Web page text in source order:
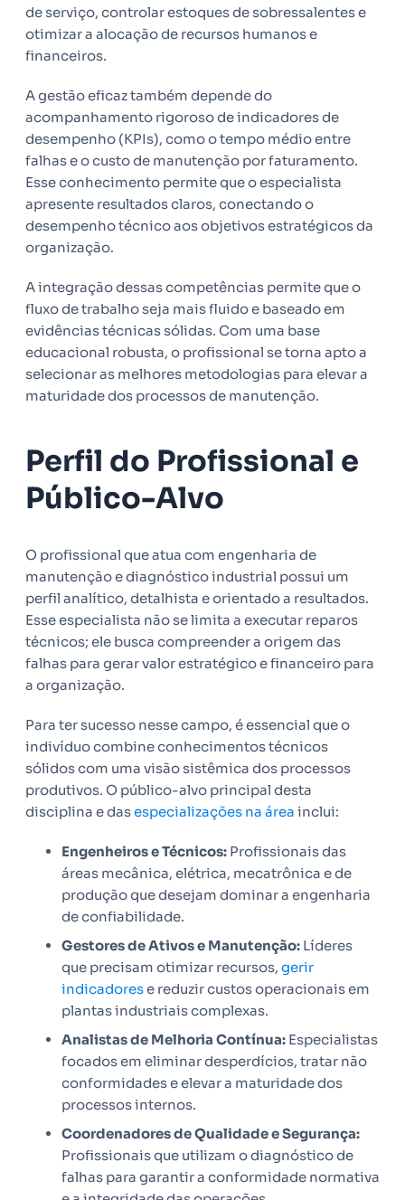
de serviço, controlar estoques de sobressalentes e
otimizar a alocação de recursos humanos e
financeiros.
A gestão eficaz também depende do
acompanhamento rigoroso de indicadores de
desempenho (KPIs), como o tempo médio entre
falhas e o custo de manutenção por faturamento.
Esse conhecimento permite que o especialista
apresente resultados claros, conectando o
desempenho técnico aos objetivos estratégicos da
organização.
A integração dessas competências permite que o
fluxo de trabalho seja mais fluido e baseado em
evidências técnicas sólidas. Com uma base
educacional robusta, o profissional se torna apto a
selecionar as melhores metodologias para elevar a
maturidade dos processos de manutenção.
Perfil do Profissional e
Público-Alvo
O profissional que atua com engenharia de
manutenção e diagnóstico industrial possui um
perfil analítico, detalhista e orientado a resultados.
Esse especialista não se limita a executar reparos
técnicos; ele busca compreender a origem das
falhas para gerar valor estratégico e financeiro para
a organização.
Para ter sucesso nesse campo, é essencial que o
indivíduo combine conhecimentos técnicos
sólidos com uma visão sistêmica dos processos
produtivos. O público-alvo principal desta
disciplina e dasespecializações na área inclui:
Engenheiros e Técnicos: Profissionais das
áreas mecânica, elétrica, mecatrônica e de
produção que desejam dominar a engenharia
de confiabilidade.
Gestores de Ativos e Manutenção: Líderes
que precisam otimizar recursos, gerir
indicadorese reduzir custos operacionais em
plantas industriais complexas.
Analistas de Melhoria Contínua: Especialistas
focados em eliminar desperdícios, tratar não
conformidades e elevar a maturidade dos
processos internos.
Coordenadores de Qualidade e Segurança:
Profissionais que utilizam o diagnóstico de
falhas para garantir a conformidade normativa